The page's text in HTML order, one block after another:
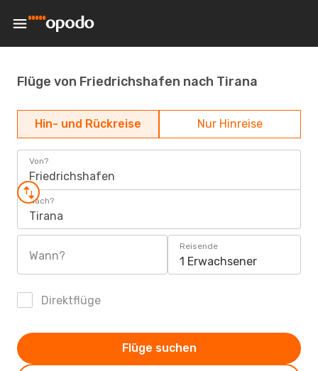
Flüge von Friedrichshafen nach Tirana
Hin- und Rückreise Nur Hinreise
Von?
Friedrichshafen
Nach?
Tirana
Wann?
Reisende
1 Erwachsener
Direktflüge
Flüge suchen